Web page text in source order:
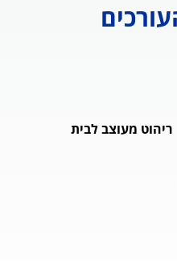
ריהוט מעוצב לבית